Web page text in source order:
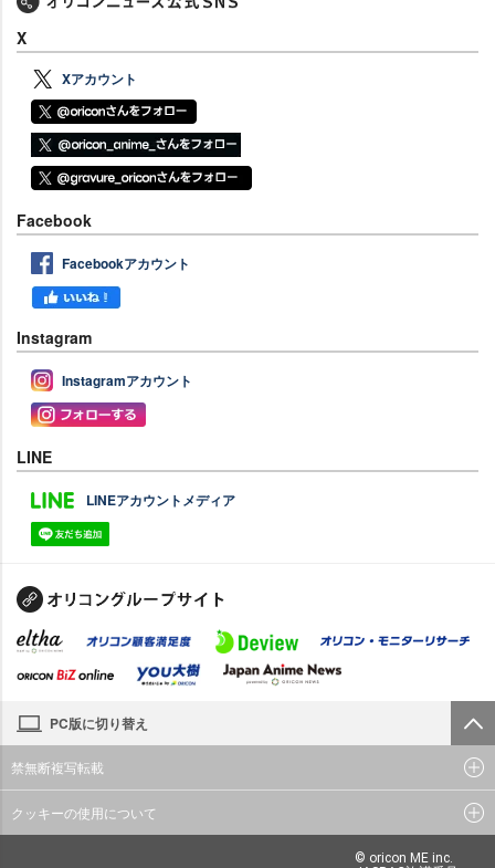
X
Xアカウント
Facebook
Facebookアカウント
Instagram
Instagramアカウント
LINE
LINEアカウントメディア
PC版に切り替え
禁無断複写転載
クッキーの使用について
© oricon ME inc.